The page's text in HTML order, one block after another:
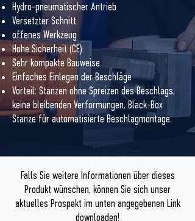
Hydro-pneumatischer Antrieb
Versetzter Schnitt
offenes Werkzeug
Hohe Sicherheit (CE)
Sehr kompakte Bauweise
Einfaches Einlegen der Beschläge
Vorteil: Stanzen ohne Spreizen des Beschlags,
keine bleibenden Verformungen, Black-Box
Stanze für automatisierte Beschlagmontage.
Falls Sie weitere Informationen über dieses
Produkt wünschen, können Sie sich unser
aktuelles Prospekt im unten angegebenen Link
downloaden!